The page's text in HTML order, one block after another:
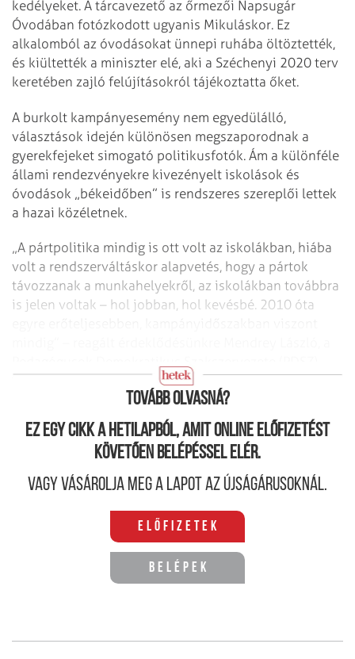
kedélyeket. A tárcavezető az őrmezői Napsugár
Óvodában fotózkodott ugyanis Mikuláskor. Ez
alkalomból az óvodásokat ünnepi ruhába öltöztették,
és kiültették a miniszter elé, aki a Széchenyi 2020 terv
keretében zajló felújításokról tájékoztatta őket.
A burkolt kampányesemény nem egyedülálló,
választások idején különösen megszaporodnak a
gyerekfejeket simogató politikusfotók. Ám a különféle
állami rendezvényekre kivezényelt iskolások és
óvodások „békeidőben” is rendszeres szereplői lettek
a hazai közéletnek.
„A pártpolitika mindig is ott volt az iskolákban, hiába
volt a rendszerváltáskor alapvetés, hogy a pártok
távozzanak a munkahelyekről, az iskolákban továbbra
is jelen voltak – hol jobban, hol kevésbé. 2010 óta
Tovább olvasná?
Ez egy cikk a hetilapból, amit online előfizetést
követően belépéssel elér.
Vagy vásárolja meg a lapot az újságárusoknál.
Előfizetek
Belépek